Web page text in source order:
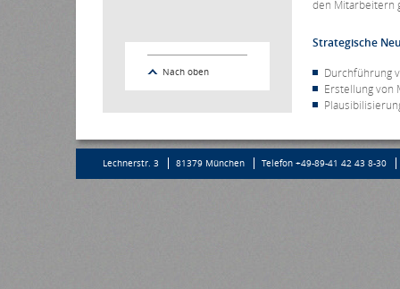
den Mitarbeitern
Strategische
Durchführung
Erstellung von
Nach oben
Lechnerstr. 3 81379 München Telefon +49-89-41 42 43 8-30